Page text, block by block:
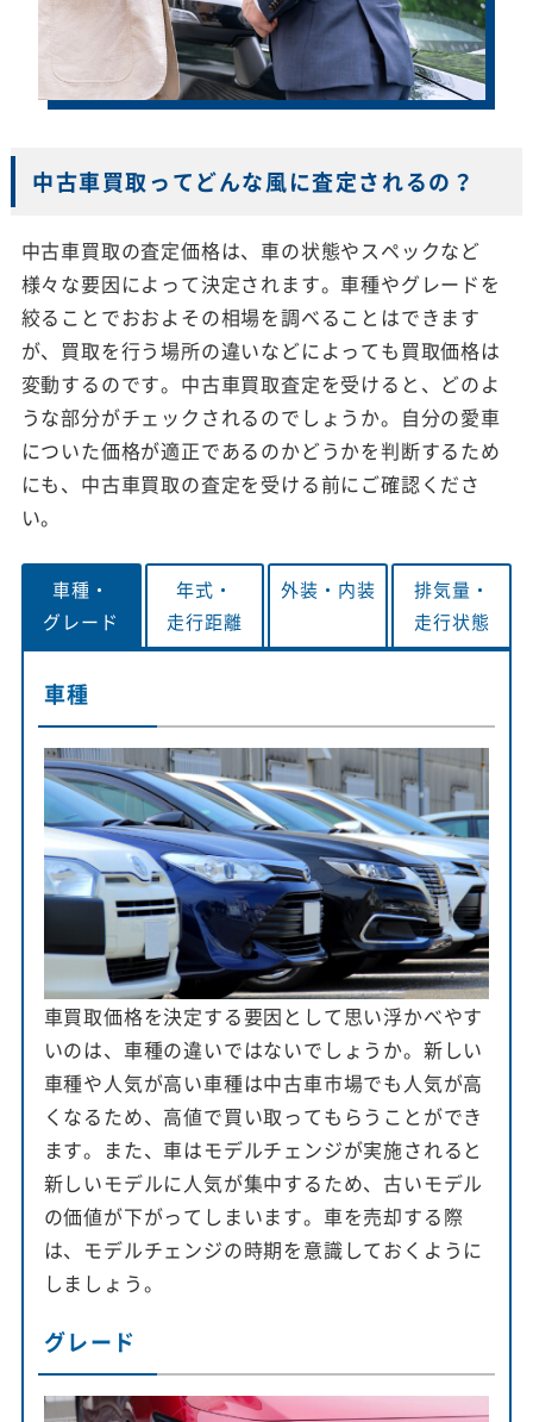
中古車買取ってどんな風に査定されるの？
中古車買取の査定価格は、車の状態やスペックなど
様々な要因によって決定されます。車種やグレードを
絞ることでおおよその相場を調べることはできます
が、買取を行う場所の違いなどによっても買取価格は
変動するのです。中古車買取査定を受けると、どのよ
うな部分がチェックされるのでしょうか。自分の愛車
についた価格が適正であるのかどうかを判断するため
にも、中古車買取の査定を受ける前にご確認くださ
い。
車種・
グレード
年式・
走行距離
外装・ 内装
排気量・
走行状態
車種
車買取価格を決定する要因として思い浮かべやす
いのは、車種の違いではないでしょうか。新しい
車種や人気が高い車種は中古車市場でも人気が高
くなるため、高値で買い取ってもらうことができ
ます。また、車はモデルチェンジが実施されると
新しいモデルに人気が集中するため、古いモデル
の価値が下がってしまいます。車を売却する際
は、モデルチェンジの時期を意識しておくように
しましょう。
グレード